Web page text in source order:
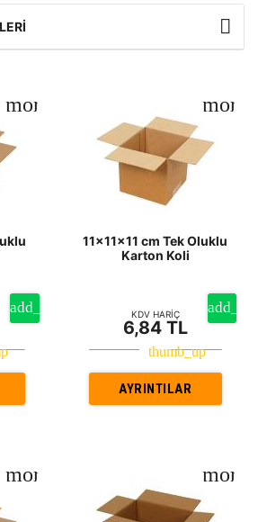
11x11x11 cm Tek Oluklu
Karton Koli
KDV HARİÇ
6,84 TL
AYRINTILAR